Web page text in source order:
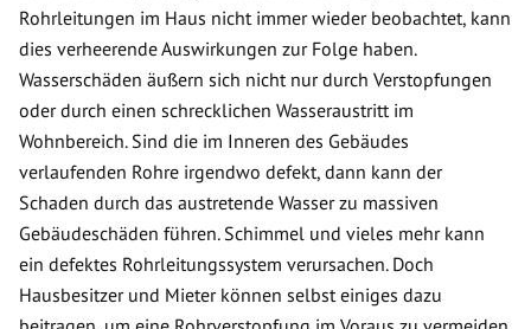
Rohrleitungen im Haus nicht immer wieder beobachtet, kann
dies verheerende Auswirkungen zur Folge haben.
Wasserschäden äußern sich nicht nur durch Verstopfungen
oder durch einen schrecklichen Wasseraustritt im
Wohnbereich. Sind die im Inneren des Gebäudes
verlaufenden Rohre irgendwo defekt, dann kann der
Schaden durch das austretende Wasser zu massiven
Gebäudeschäden führen. Schimmel und vieles mehr kann
ein defektes Rohrleitungssystem verursachen. Doch
Hausbesitzer und Mieter können selbst einiges dazu